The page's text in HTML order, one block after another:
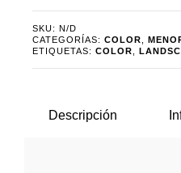
SKU: N/D
CATEGORÍAS: COLOR
ETIQUETAS: COLOR
Descripción